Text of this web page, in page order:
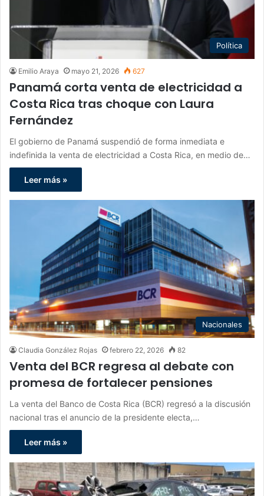
Política
Emilio Araya mayo 21, 2026 627
Panamá corta venta de electricidad a
Costa Rica tras choque con Laura
Fernández
El gobierno de Panamá suspendió de forma inmediata e
indefinida la venta de electricidad a Costa Rica, en medio de…
Leer más »
Nacionales
Claudia González Rojas febrero 22, 2026 82
Venta del BCR regresa al debate con
promesa de fortalecer pensiones
La venta del Banco de Costa Rica (BCR) regresó a la discusión
nacional tras el anuncio de la presidente electa,…
Leer más »